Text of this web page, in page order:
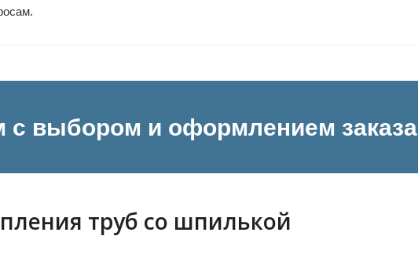
с выбором и оформлением заказа
труб со шпилькой